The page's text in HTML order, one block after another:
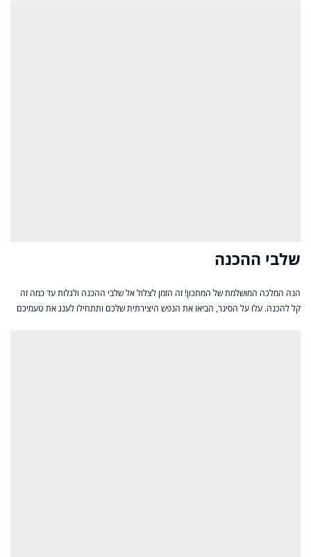
שלבי ההכנה
הנה המלכה המושלמת של המתכון! זה הזמן לצלול אל שלבי ההכנה ולגלות עד כמה זה
קל להכנה. עלו על הסינר, הביאו את הנפש היצירתית שלכם ותתחילו לענג את טעמיכם